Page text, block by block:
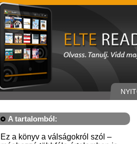
A tartalomból:
Ez a könyv a válságokról szól –